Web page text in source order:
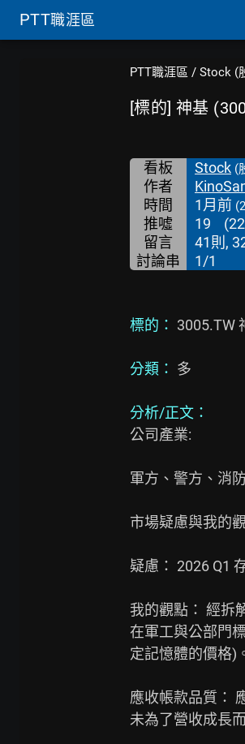
PTT職涯區
PTT職涯區 / Stock (
[標的] 神基
看板 Stock (
作者
時間 1月前
推噓 19 (22
留言
41則,
討論串 1/1
標的： 3005.TW
分類： 多
分析/正文：
公司產業:
軍方、警方、消
市場疑慮與我的
疑慮： 2026 Q1
我的觀點： 經拆
在軍工與公部門
定記憶體的價格)
應收帳款品質：
未為了營收成長